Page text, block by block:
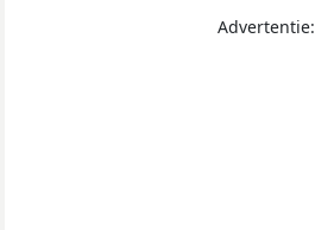
Advertentie: